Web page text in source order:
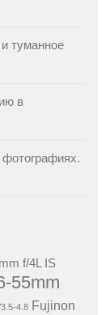
туманное
в
фотографиях.
f/4L IS
55mm
4.8 Fujinon